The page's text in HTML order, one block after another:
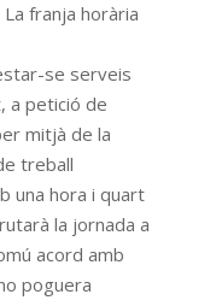
franja horària
se serveis
a petició de
mitjà de la
treball
una hora i quart
la jornada a
acord amb
poguera